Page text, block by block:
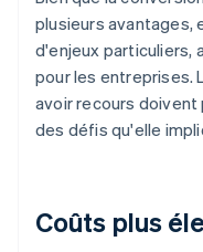
plusieurs avantages,
d'enjeux particuliers,
pour les entreprises.
avoir recours
des défis qu'elle
Coûts plus